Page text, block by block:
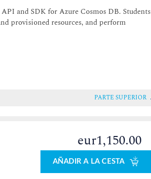
and SDK for Azure Cosmos DB. Students
provisioned resources, and perform
PARTE SUPERIOR
eur1,150.00
AÑADIR A LA CESTA